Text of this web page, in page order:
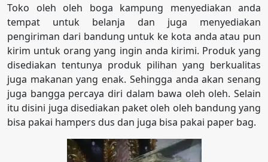
Toko oleh oleh boga kampung menyediakan anda
tempat untuk belanja dan juga menyediakan
pengiriman dari bandung untuk ke kota anda atau pun
kirim untuk orang yang ingin anda kirimi. Produk yang
disediakan tentunya produk pilihan yang berkualitas
juga makanan yang enak. Sehingga anda akan senang
juga bangga percaya diri dalam bawa oleh oleh. Selain
itu disini juga disediakan paket oleh oleh bandung yang
bisa pakai hampers dus dan juga bisa pakai paper bag.